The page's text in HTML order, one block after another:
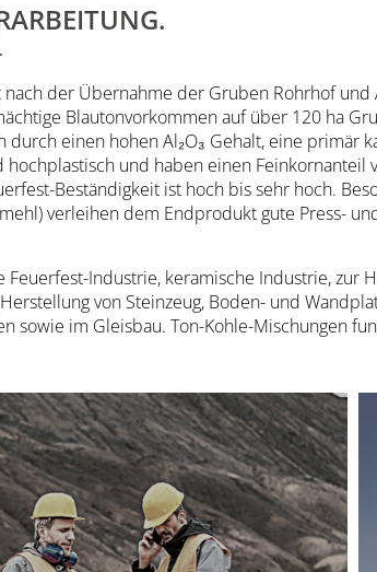
der Übernahme der Gruben Rohrhof
Blautonvorkommen auf über 120 ha
einen hohen Al₂O₃ Gehalt, eine primär
und haben einen Feinkornanteil
Beständigkeit ist hoch bis sehr hoch.
verleihen dem Endprodukt gute Press-
Industrie, keramische Industrie, zur
von Steinzeug, Boden- und
sowie im Gleisbau. Ton-Kohle-Mischungen